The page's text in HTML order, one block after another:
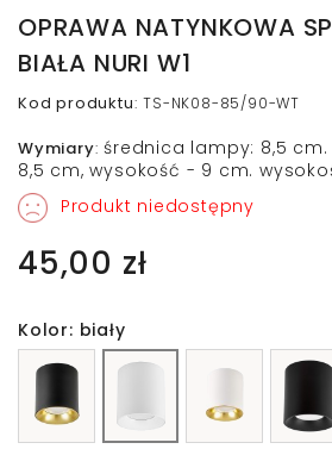
OPRAWA NATYNKOWA
BIAŁA NURI W1
Kod produktu:TS-NK08-85/90-WT
Wymiary: średnica lampy: 8,5
8,5 cm, wysokość - 9 cm.
Produkt niedostępny
45,00 zł
Kolor: biały